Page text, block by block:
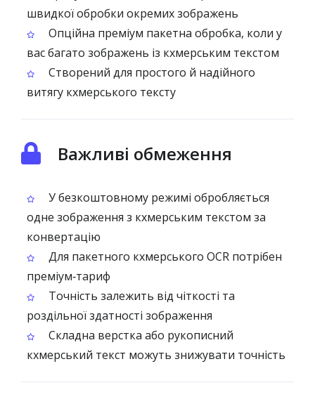
швидкої обробки окремих зображень
Опційна преміум пакетна обробка, коли у
вас багато зображень із кхмерським текстом
Створений для простого й надійного
витягу кхмерського тексту
Важливі обмеження
У безкоштовному режимі обробляється
одне зображення з кхмерським текстом за
конвертацію
Для пакетного кхмерського OCR потрібен
преміум‑тариф
Точність залежить від чіткості та
роздільної здатності зображення
Складна верстка або рукописний
кхмерський текст можуть знижувати точність